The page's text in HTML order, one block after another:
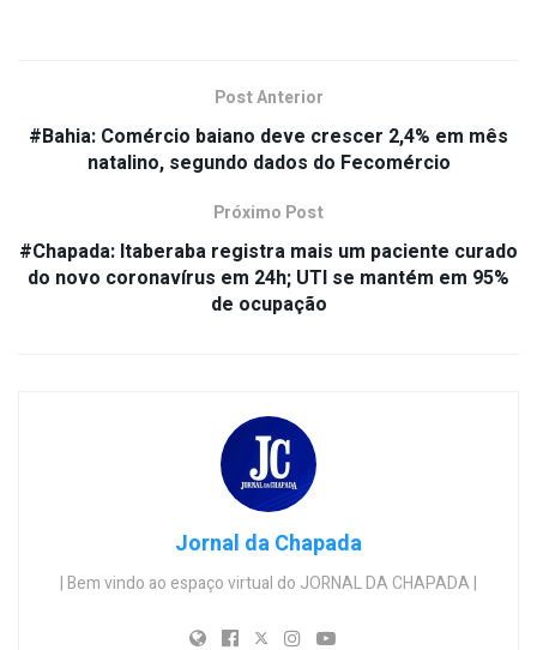
Post Anterior
#Bahia: Comércio baiano deve crescer 2,4% em mês
natalino, segundo dados do Fecomércio
Próximo Post
#Chapada: Itaberaba registra mais um paciente curado
do novo coronavírus em 24h; UTI se mantém em 95%
de ocupação
Jornal da Chapada
| Bem vindo ao espaço virtual do JORNAL DA CHAPADA |